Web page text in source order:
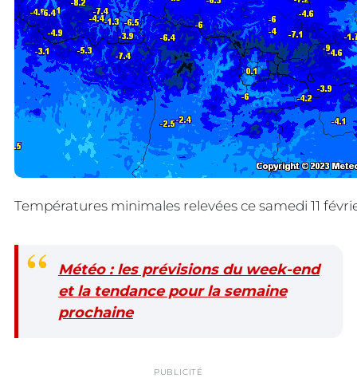
Températures minimales relevées ce samedi 11
Météo : les prévisions du week-end
et la tendance pour la semaine
prochaine
PUBLICITÉ